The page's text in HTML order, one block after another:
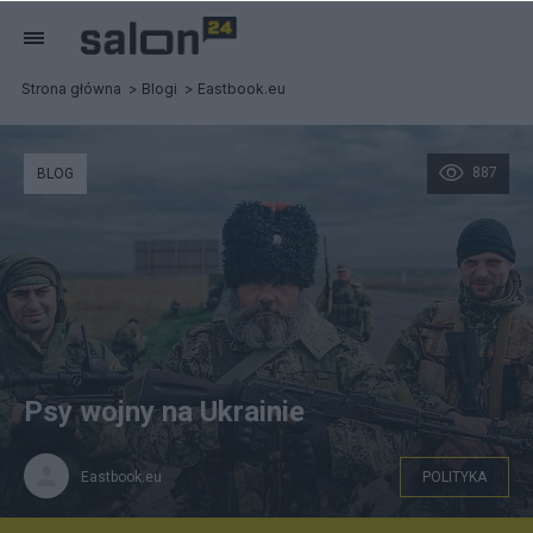
Strona główna Blogi Eastbook.eu
887
BLOG
Psy wojny na Ukrainie
Eastbook.eu POLITYKA